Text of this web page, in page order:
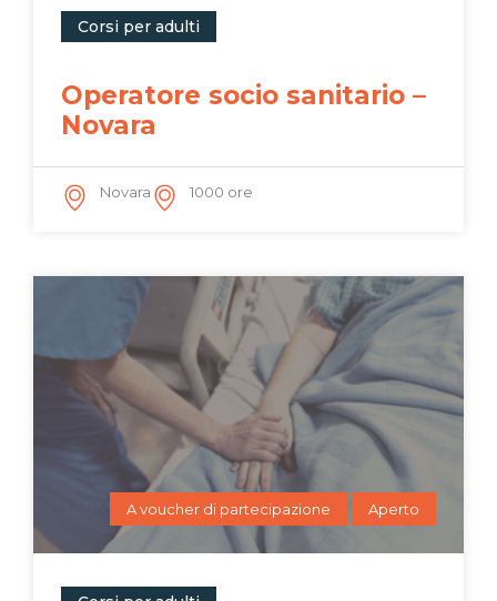
Corsi per adulti
Operatore socio sanitario –
Novara
Novara 1000 ore
A voucher di partecipazione Aperto